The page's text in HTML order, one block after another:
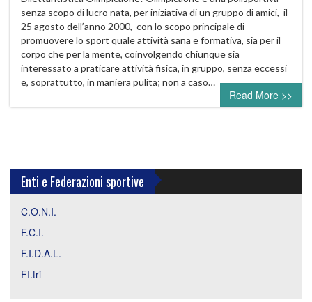
senza scopo di lucro nata, per iniziativa di un gruppo di amici, il
25 agosto dell’anno 2000, con lo scopo principale di
promuovere lo sport quale attività sana e formativa, sia per il
corpo che per la mente, coinvolgendo chiunque sia
interessato a praticare attività fisica, in gruppo, senza eccessi
e, soprattutto, in maniera pulita; non a caso…
Read More >>
Enti e Federazioni sportive
C.O.N.I.
F.C.I.
F.I.D.A.L.
FI.tri